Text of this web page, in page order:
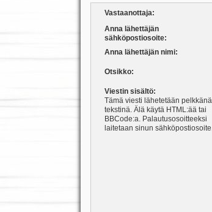
Vastaanottaja:
Anna lähettäjän
sähköpostiosoite:
Anna lähettäjän nimi:
Otsikko:
Viestin sisältö:
Tämä viesti lähetetään pelkkänä
tekstinä. Älä käytä HTML:ää tai
BBCode:a. Palautusosoitteeksi
laitetaan sinun sähköpostiosoite.